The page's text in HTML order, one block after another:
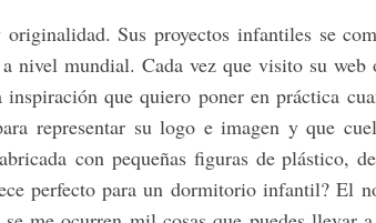
Sus proyectos infantiles se
nivel mundial. Cada vez que visito su
que quiero poner en práctica
representar su logo e imagen y que
con pequeñas figuras de plástico,
perfecto para un dormitorio infantil? El